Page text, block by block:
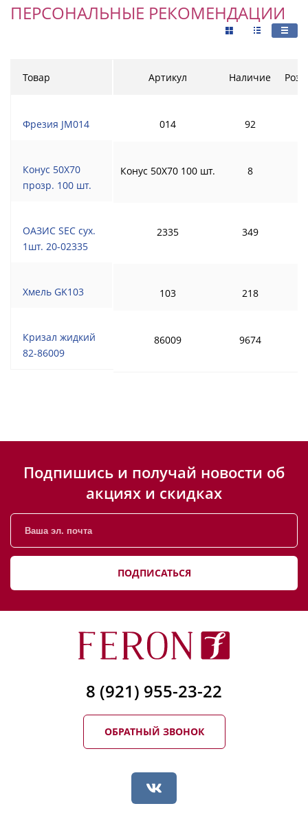
ПЕРСОНАЛЬНЫЕ РЕКОМЕНДАЦИИ
Товар
Фрезия JM014
Конус 50Х70
прозр. 100 шт.
ОАЗИС SEC сух.
1шт. 20-02335
Хмель GK103
Кризал жидкий
82-86009
Артикул Наличие
014 92
Конус 50Х70 100 шт. 8
2335 349
103 218
86009 9674
Подпишись и получай новости об
акциях и скидках
ПОДПИСАТЬСЯ
8 (921) 955-23-22
ОБРАТНЫЙ ЗВОНОК